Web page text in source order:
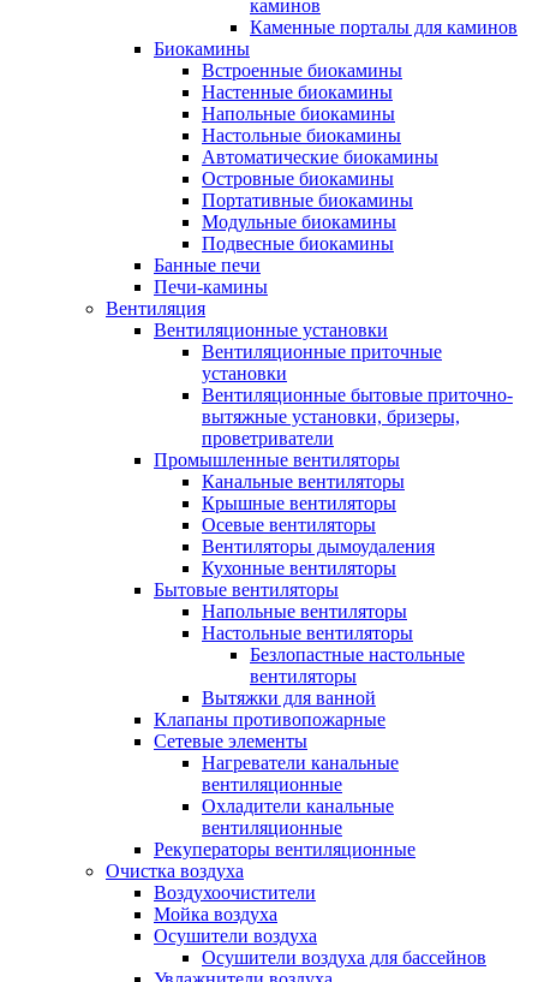
каминов
Каменные порталы для каминов
Биокамины
Встроенные биокамины
Настенные биокамины
Напольные биокамины
Настольные биокамины
Автоматические биокамины
Островные биокамины
Портативные биокамины
Модульные биокамины
Подвесные биокамины
Банные печи
Печи-камины
Вентиляция
Вентиляционные установки
Вентиляционные приточные
установки
Вентиляционные бытовые приточно-
вытяжные установки, бризеры,
проветриватели
Промышленные вентиляторы
Канальные вентиляторы
Крышные вентиляторы
Осевые вентиляторы
Вентиляторы дымоудаления
Кухонные вентиляторы
Бытовые вентиляторы
Напольные вентиляторы
Настольные вентиляторы
Безлопастные настольные
вентиляторы
Вытяжки для ванной
Клапаны противопожарные
Сетевые элементы
Нагреватели канальные
вентиляционные
Охладители канальные
вентиляционные
Рекуператоры вентиляционные
Очистка воздуха
Воздухоочистители
Мойка воздуха
Осушители воздуха
Осушители воздуха для бассейнов